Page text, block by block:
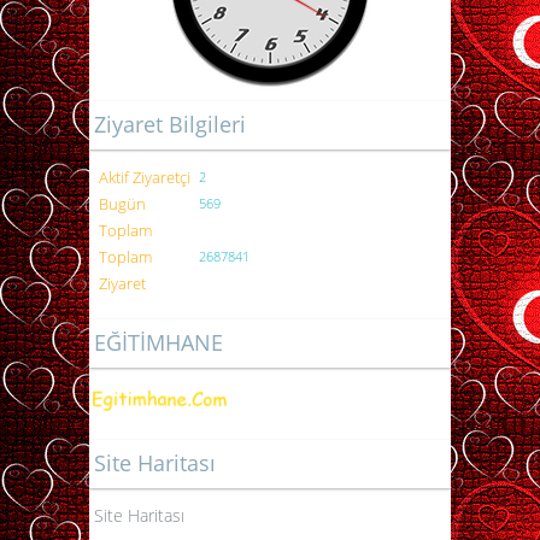
Ziyaret Bilgileri
Aktif Ziyaretçi 2
Bugün
Toplam
569
Toplam
Ziyaret
2687841
EĞİTİMHANE
Site Haritası
Site Haritası